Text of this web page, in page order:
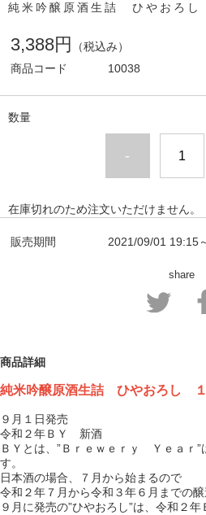
純米吟醸原酒生詰 ひやおろ
3,388円
（税込み）
商品コード
10038
数量
-
在庫切れのため注文いただけません。
販売期間 2021/09/01 19:15
share
商品詳細
純米吟醸原酒生詰 ひやおろし １
９月１日発売
令和２年ＢＹ 新酒
ＢＹとは、”Ｂｒｅｗｅｒｙ Ｙｅａｒ”
す。
日本酒の場合、７月から始まるので
令和２年７月から令和３年６月までの
９月に発売の”ひやおろし”は、令和２年